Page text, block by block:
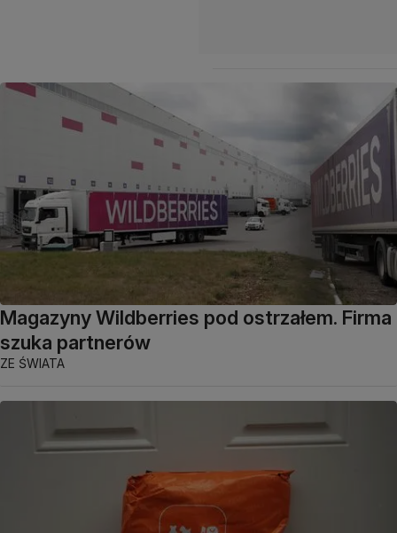
Magazyny Wildberries pod ostrzałem. Firma
szuka partnerów
ZE ŚWIATA